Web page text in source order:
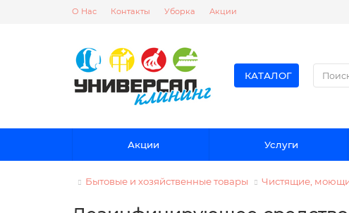
О Нас Контакты Уборка Акции
КАТАЛОГ
Акции Услуги
Бытовые и хозяйственные товары Чистящие,